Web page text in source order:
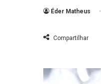
Éder Matheus
Compartilhar